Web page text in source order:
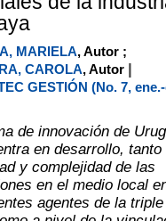
de
Una
de
de la industria
MARIELA, Autor ;
CAROLA, Autor|
GESTIÓN (No. 7, ene.-